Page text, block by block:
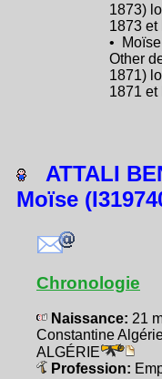
1873)
1873 et
•
Other
1871)
1871 et
ATTALI
Moïse
Chronologie
Naissance: 21
Constantine
ALGÉRIE
Profession: